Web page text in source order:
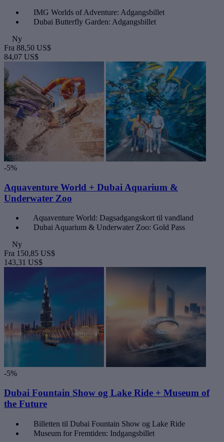
IMG Worlds of Adventure: Adgangsbillet
Dubai Butterfly Garden: Adgangsbillet
Ny
Fra 88,50 US$
84,07 US$
-5%
Aquaventure World + Dubai Aquarium &
Underwater Zoo
Aquaventure World: Dagsadgangskort til vandland
Dubai Aquarium & Underwater Zoo: Gold Pass
Ny
Fra 150,85 US$
143,31 US$
-5%
Dubai Fountain Show og Lake Ride + Museum of
the Future
Billetten til Dubai Fountain Show og Lake Ride
Museum for Fremtiden: Indgangsbillet